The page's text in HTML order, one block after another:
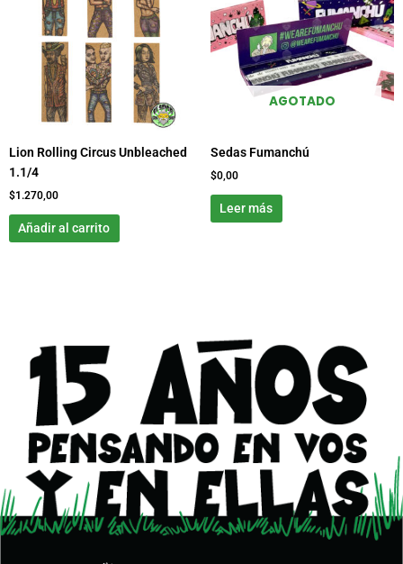
Lion Rolling Circus Unbleached
1.1/4
$1.270,00
Añadir al carrito
AGOTADO
Sedas Fumanchú
$0,00
Leer más